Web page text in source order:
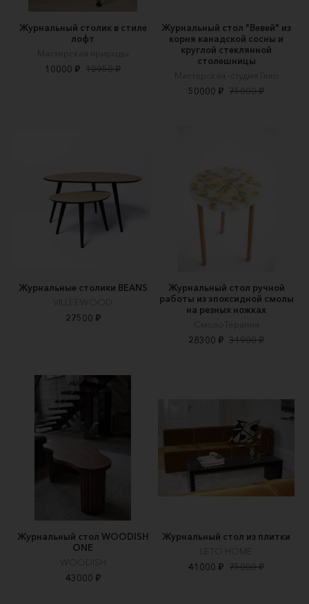
Журнальный столик в стиле
лофт
Мастерская природы
10000 ₽ 12950 ₽
Журнальный стол "Вевей" из
корня канадской сосны и
круглой стеклянной
столешницы
Мастерская -студия Гало
50000 ₽ 75000 ₽
Журнальные столики BEANS
VILLEEWOOD
27500 ₽
Журнальный стол ручной
работы из эпоксидной смолы
на резных ножках
СмолоТерапия
28300 ₽ 31900 ₽
Журнальный стол WOODISH
ONE
WOODISH
43000 ₽
Журнальный стол из плитки
LETO HOME
41000 ₽ 75000 ₽